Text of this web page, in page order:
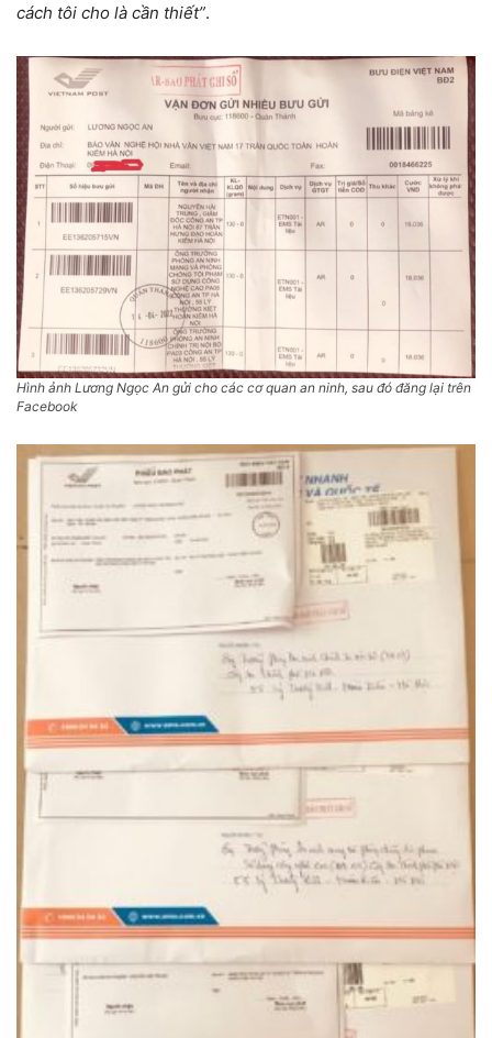
cách tôi cho là cần thiết”.
Hình ảnh Lương Ngọc An gửi cho các cơ quan an ninh, sau đó đăng lại trên
Facebook